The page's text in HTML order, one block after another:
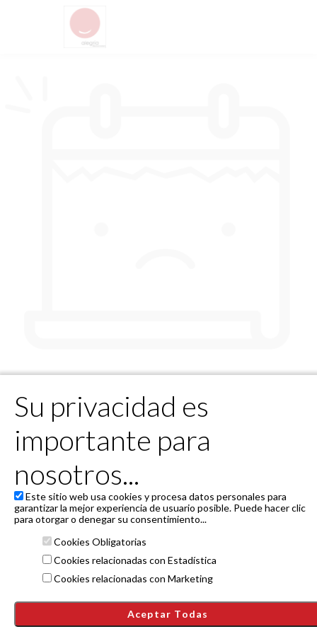
Lo sentimos no hay eventos
programados
¡Pero pronto tendremos algo para tí!
Powered by 4Tickets
Raúl Alegría Rodríguez - C.San Fernando 36, 1º C de Santander
(Cantabria)
produccion@magiaraulalegria.com
Política de privacidad
Su privacidad es
importante para
nosotros...
Este sitio web usa cookies y procesa datos personales para
garantizar la mejor experiencia de usuario posible. Puede hacer clic
para otorgar o denegar su consentimiento...
Cookies Obligatorias
Cookies relacionadas con Estadística
Cookies relacionadas con Marketing
Aceptar Todas